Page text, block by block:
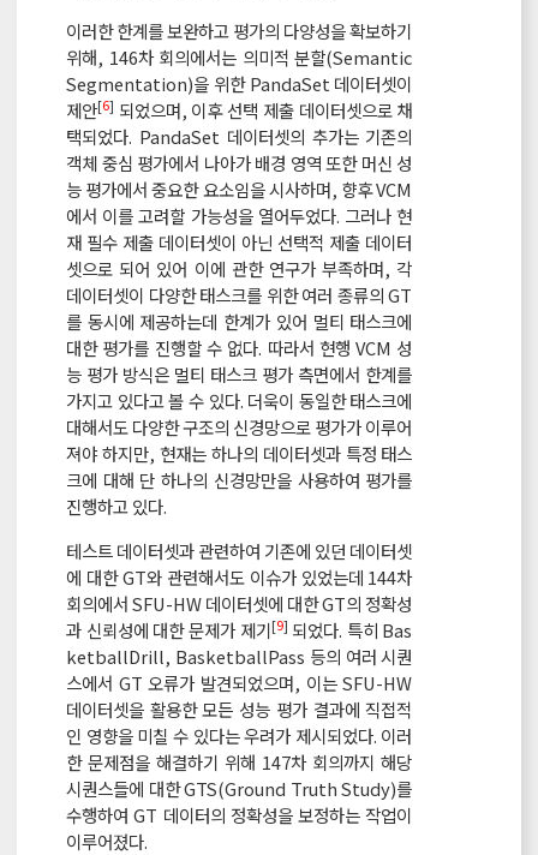
이러한 한계를 보완하고 평가의 다양성을 확보하기
위해, 146차 회의에서는 의미적 분할(Semantic
Segmentation)을 위한 PandaSet 데이터셋이
제안[6] 되었으며, 이후 선택 제출 데이터셋으로 채
택되었다. PandaSet 데이터셋의 추가는 기존의
객체 중심 평가에서 나아가 배경 영역 또한 머신 성
능 평가에서 중요한 요소임을 시사하며, 향후 VCM
에서 이를 고려할 가능성을 열어두었다. 그러나 현
재 필수 제출 데이터셋이 아닌 선택적 제출 데이터
셋으로 되어 있어 이에 관한 연구가 부족하며, 각
데이터셋이 다양한 태스크를 위한 여러 종류의 GT
를 동시에 제공하는데 한계가 있어 멀티 태스크에
대한 평가를 진행할 수 없다. 따라서 현행 VCM 성
능 평가 방식은 멀티 태스크 평가 측면에서 한계를
가지고 있다고 볼 수 있다. 더욱이 동일한 태스크에
대해서도 다양한 구조의 신경망으로 평가가 이루어
져야 하지만, 현재는 하나의 데이터셋과 특정 태스
크에 대해 단 하나의 신경망만을 사용하여 평가를
진행하고 있다.
테스트 데이터셋과 관련하여 기존에 있던 데이터셋
에 대한 GT와 관련해서도 이슈가 있었는데 144차
회의에서 SFU-HW 데이터셋에 대한 GT의 정확성
과 신뢰성에 대한 문제가 제기[9] 되었다. 특히 Bas
ketballDrill, BasketballPass 등의 여러 시퀀
스에서 GT 오류가 발견되었으며, 이는 SFU-HW
데이터셋을 활용한 모든 성능 평가 결과에 직접적
인 영향을 미칠 수 있다는 우려가 제시되었다. 이러
한 문제점을 해결하기 위해 147차 회의까지 해당
시퀀스들에 대한 GTS(Ground Truth Study)를
수행하여 GT 데이터의 정확성을 보정하는 작업이
이루어졌다.